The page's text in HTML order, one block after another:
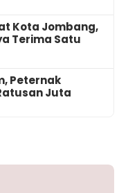
Kota Jombang,
Terima Satu
Peternak
Juta